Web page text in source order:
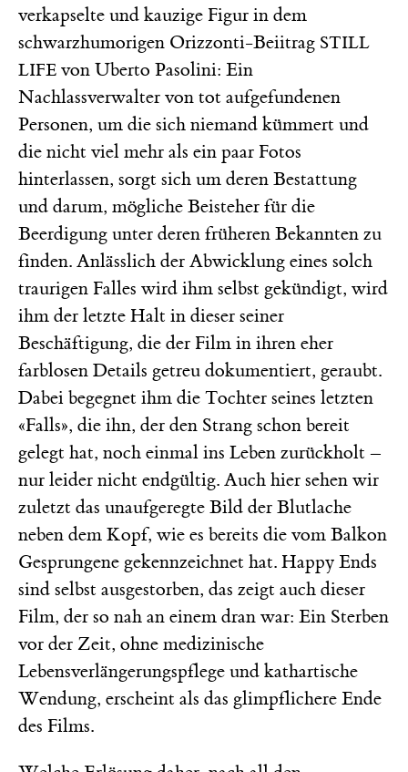
verkapselte und kauzige Figur in dem
schwarzhumorigen Orizzonti-Beiitrag STILL
LIFE von Uberto Pasolini: Ein
Nachlassverwalter von tot aufgefundenen
Personen, um die sich niemand kümmert und
die nicht viel mehr als ein paar Fotos
hinterlassen, sorgt sich um deren Bestattung
und darum, mögliche Beisteher für die
Beerdigung unter deren früheren Bekannten zu
finden. Anlässlich der Abwicklung eines solch
traurigen Falles wird ihm selbst gekündigt, wird
ihm der letzte Halt in dieser seiner
Beschäftigung, die der Film in ihren eher
farblosen Details getreu dokumentiert, geraubt.
Dabei begegnet ihm die Tochter seines letzten
«Falls», die ihn, der den Strang schon bereit
gelegt hat, noch einmal ins Leben zurückholt –
nur leider nicht endgültig. Auch hier sehen wir
zuletzt das unaufgeregte Bild der Blutlache
neben dem Kopf, wie es bereits die vom Balkon
Gesprungene gekennzeichnet hat. Happy Ends
sind selbst ausgestorben, das zeigt auch dieser
Film, der so nah an einem dran war: Ein Sterben
vor der Zeit, ohne medizinische
Lebensverlängerungspflege und kathartische
Wendung, erscheint als das glimpflichere Ende
des Films.